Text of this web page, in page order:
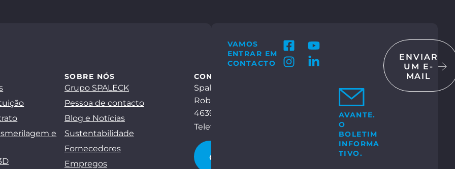
e
SOBRE NÓS
Grupo SPALECK
Pessoa de contacto
Blog e Notícias
Sustentabilidade
Fornecedores
Empregos
CONTACTE-NOS
Spaleck GmbH & Co. KG
Robert-Bosch-Str. 15
46397 Bocholt
Telefone:
CONTACTE-NOS
VAMOS
ENTRAR EM
CONTACTO
AVANTE.
O
BOLETIM
INFORMA
TIVO.
ENVIAR
UM E-
MAIL